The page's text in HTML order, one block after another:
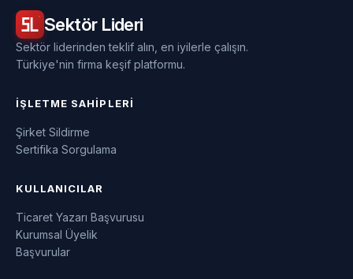
Sektör Lideri
Sektör liderinden teklif alın, en iyilerle çalışın.
Türkiye'nin firma keşif platformu.
İŞLETME SAHIPLERI
Şirket Sildirme
Sertifika Sorgulama
KULLANICILAR
Ticaret Yazarı Başvurusu
Kurumsal Üyelik
Başvurular